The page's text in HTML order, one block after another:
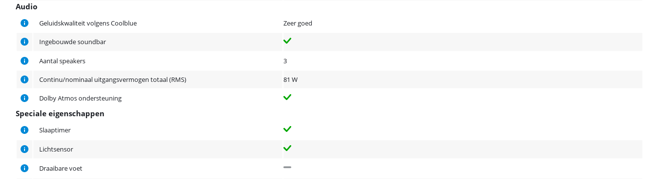
Audio
Geluidskwaliteit volgens Coolblue Zeer goed
Ingebouwde soundbar
Aantal speakers 3
Continu/nominaal uitgangsvermogen totaal (RMS) 81 W
Dolby Atmos ondersteuning
Speciale eigenschappen
Speciale eigenschappen
Slaaptimer
Lichtsensor
Draaibare voet